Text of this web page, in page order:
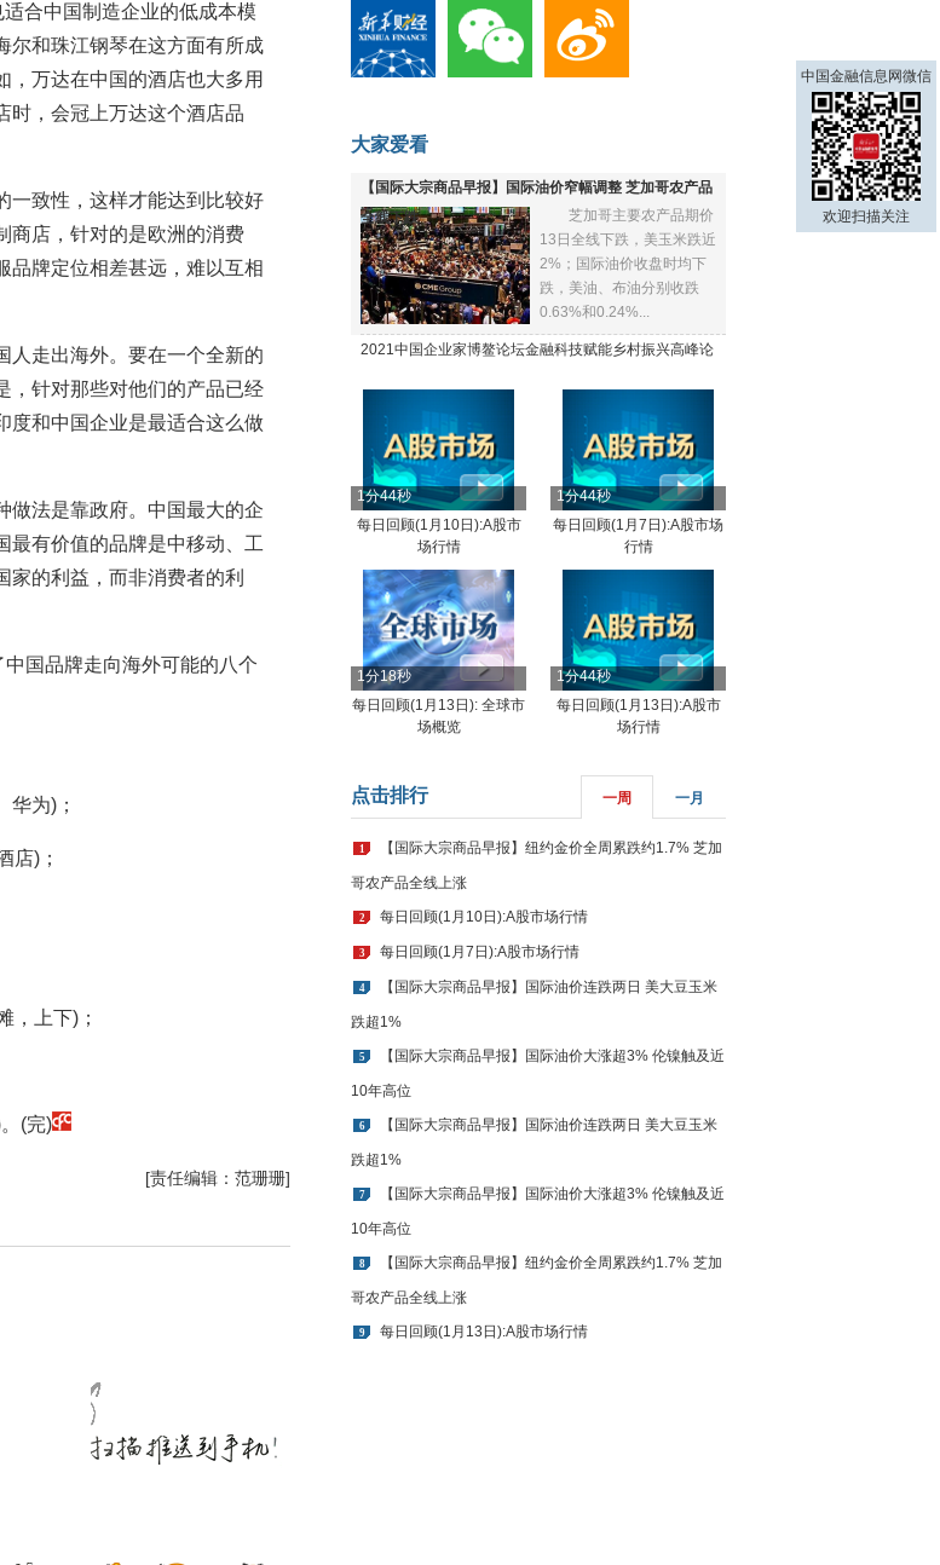
合中国制造企业的低成本模
尔和珠江钢琴在这方面有所成
，万达在中国的酒店也大多用
时，会冠上万达这个酒店品
一致性，这样才能达到比较好
商店，针对的是欧洲的消费
品牌定位相差甚远，难以互相
人走出海外。要在一个全新的
，针对那些对他们的产品已经
度和中国企业是最适合这么做
做法是靠政府。中国最大的企
最有价值的品牌是中移动、工
家的利益，而非消费者的利
国品牌走向海外可能的八个
华为)；
店)；
，上下)；
(完)
[责任编辑：范珊珊]
大家爱看
【国际大宗商品早报】国际油价窄幅调整 芝加哥农产品
全线下跌
芝加哥主要农产品期价
13日全线下跌，美玉米跌近
2%；国际油价收盘时均下
跌，美油、布油分别收跌
0.63%和0.24%...
2021中国企业家博鳌论坛金融科技赋能乡村振兴高峰论
1分44秒
每日回顾(1月10日):A股市
场行情
1分44秒
每日回顾(1月7日):A股市场
行情
1分18秒
每日回顾(1月13日): 全球市
场概览
1分44秒
每日回顾(1月13日):A股市
场行情
点击排行 一周 一月
1 【国际大宗商品早报】纽约金价全周累跌约1.7% 芝加
哥农产品全线上涨
2 每日回顾(1月10日):A股市场行情
3 每日回顾(1月7日):A股市场行情
4 【国际大宗商品早报】国际油价连跌两日 美大豆玉米
跌超1%
5 【国际大宗商品早报】国际油价大涨超3% 伦镍触及近
10年高位
6 【国际大宗商品早报】国际油价连跌两日 美大豆玉米
跌超1%
7 【国际大宗商品早报】国际油价大涨超3% 伦镍触及近
10年高位
8 【国际大宗商品早报】纽约金价全周累跌约1.7% 芝加
哥农产品全线上涨
9 每日回顾(1月13日):A股市场行情
中国金融信息网微信
欢迎扫描关注